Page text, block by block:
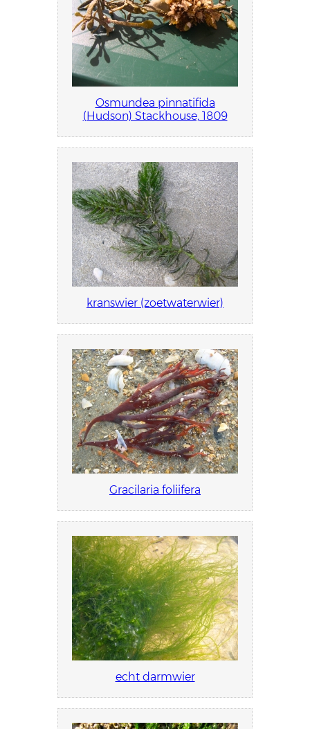
Osmundea pinnatifida
(Hudson) Stackhouse, 1809
kranswier (zoetwaterwier)
Gracilaria foliifera
echt darmwier